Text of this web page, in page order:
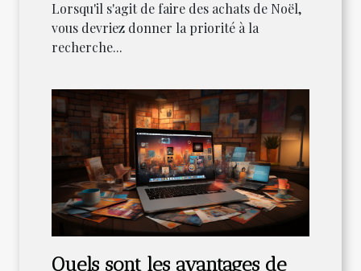
hommes ?
Lorsqu'il s'agit de faire des achats de Noël,
vous devriez donner la priorité à la
recherche...
Quels sont les avantages de